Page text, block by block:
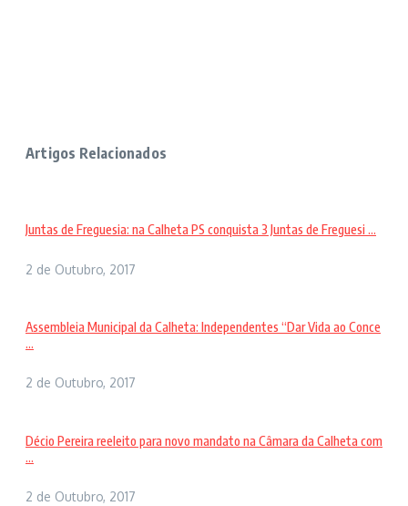
Artigos Relacionados
Juntas de Freguesia: na Calheta PS conquista 3 Juntas de Freguesi ...
2 de Outubro, 2017
Assembleia Municipal da Calheta: Independentes “Dar Vida ao Conce
...
2 de Outubro, 2017
Décio Pereira reeleito para novo mandato na Câmara da Calheta com
...
2 de Outubro, 2017